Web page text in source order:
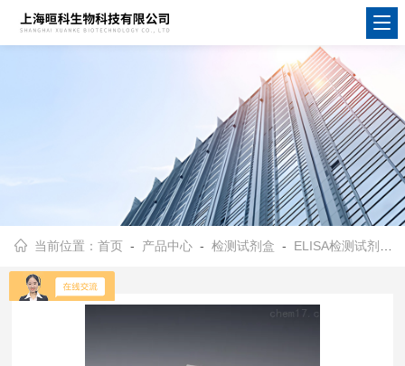
当前位置：首页 - 产品中心 -检测试剂盒 - ELISA检测试剂盒